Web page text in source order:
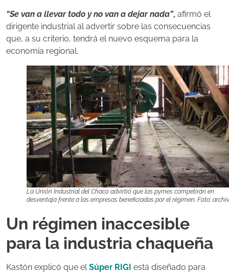
“Se van a llevar todo y no van a dejar nada”, afirmó el
dirigente industrial al advertir sobre las consecuencias
que, a su criterio, tendrá el nuevo esquema para la
economía regional.
La Unión Industrial del Chaco advirtió que las pymes competirán en
desventaja frente a las empresas beneficiadas por el régimen. Foto:
Un régimen inaccesible
para la industria chaqueña
Kastón explicó que el Súper RIGI está diseñado para